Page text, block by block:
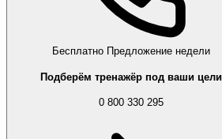
Бесплатно Предложение недели
Подберём тренажёр под ваши цели
0 800 330 295